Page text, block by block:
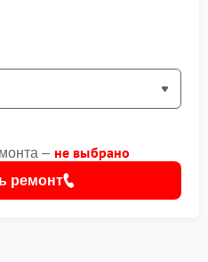
ремонт
– не выбрано